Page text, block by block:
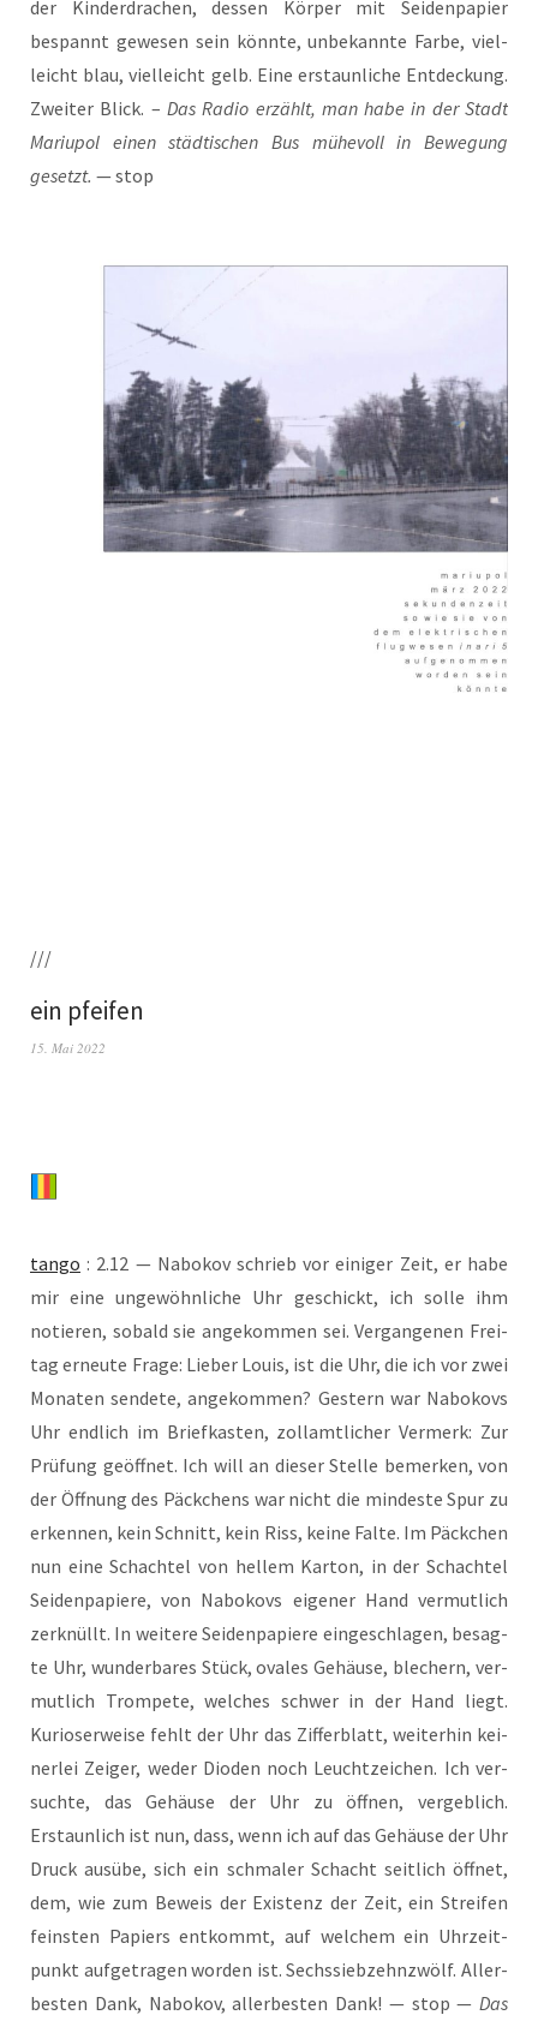
der Kin­der­dra­chen, des­sen Kör­per mit Sei­den­pa­pier
bespannt gewe­sen sein könn­te, unbe­kann­te Far­be, viel­
leicht blau, viel­leicht gelb. Eine erstaun­li­che Ent­de­ckung.
Zwei­ter Blick. – Das Radio erzählt, man habe in der Stadt
Mariu­pol einen städ­ti­schen Bus mühe­voll in Bewe­gung
gesetzt. — stop
///
ein pfeifen
15. Mai 2022
tan­go : 2.12 — Nabo­kov schrieb vor eini­ger Zeit, er habe
mir eine unge­wöhn­li­che Uhr geschickt, ich sol­le ihm
notie­ren, sobald sie ange­kom­men sei. Ver­gan­ge­nen Frei­
tag erneu­te Fra­ge: Lie­ber Lou­is, ist die Uhr, die ich vor zwei
Mona­ten sen­de­te, ange­kom­men? Ges­tern war Nabo­kovs
Uhr end­lich im Brief­kas­ten, zoll­amt­li­cher Ver­merk: Zur
Prü­fung geöff­net. Ich will an die­ser Stel­le bemer­ken, von
der Öff­nung des Päck­chens war nicht die min­des­te Spur zu
erken­nen, kein Schnitt, kein Riss, kei­ne Fal­te. Im Päck­chen
nun eine Schach­tel von hel­lem Kar­ton, in der Schach­tel
Sei­den­pa­pie­re, von Nabo­kovs eige­ner Hand ver­mut­lich
zer­knüllt. In wei­te­re Sei­den­pa­pie­re ein­ge­schla­gen, besag­
te Uhr, wun­der­ba­res Stück, ova­les Gehäu­se, ble­chern, ver­
mut­lich Trom­pe­te, wel­ches schwer in der Hand liegt.
Kurio­ser­wei­se fehlt der Uhr das Zif­fer­blatt, wei­ter­hin kei­
ner­lei Zei­ger, weder Dioden noch Leucht­zei­chen. Ich ver­
such­te, das Gehäu­se der Uhr zu öff­nen, ver­geb­lich.
Erstaun­lich ist nun, dass, wenn ich auf das Gehäu­se der Uhr
Druck aus­übe, sich ein schma­ler Schacht seit­lich öff­net,
dem, wie zum Beweis der Exis­tenz der Zeit, ein Strei­fen
feins­ten Papiers ent­kommt, auf wel­chem ein Uhr­zeit­
punkt auf­ge­tra­gen wor­den ist. Sechs­sieb­zehnzwölf. Aller­
bes­ten Dank, Nabo­kov, aller­bes­ten Dank! — stop — Das